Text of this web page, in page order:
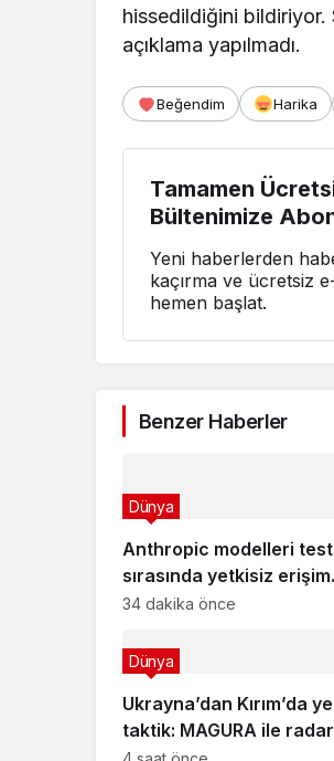
hissedildiğini bildiriyor.
açıklama yapılmadı.
Beğendim Harika
Tamamen
Bültenimize
Yeni haberlerden
kaçırma ve ücretsiz
hemen başlat.
Benzer Haberler
Anthropic modelleri test
sırasında yetkisiz erişim
sağladı
Dünya
34 dakika önce
Ukrayna’dan Kırım’da
taktik: MAGURA ile radar
Dünya